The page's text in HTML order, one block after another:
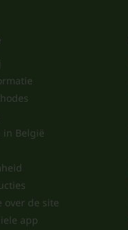
in België
over de site
app